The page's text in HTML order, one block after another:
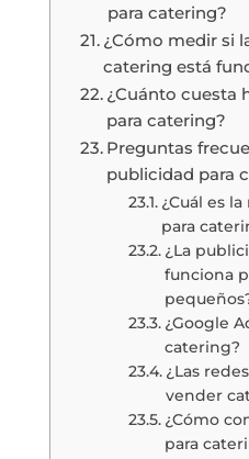
para catering?
¿Cómo medir si
catering está
¿Cuánto cuesta
para catering?
Preguntas
publicidad para
¿Cuál es
para
¿La
funciona
¿Google
catering?
¿Las
vender
¿Cómo
para